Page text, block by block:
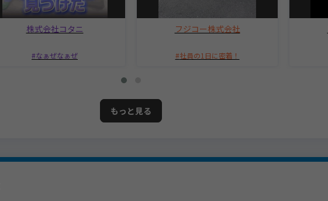
株式会社コタニ
なぁぜなぁぜ
フジコー株式会社
社員の1日に密着！
もっと見る